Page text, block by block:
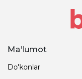
Ma'lumot
Do'konlar